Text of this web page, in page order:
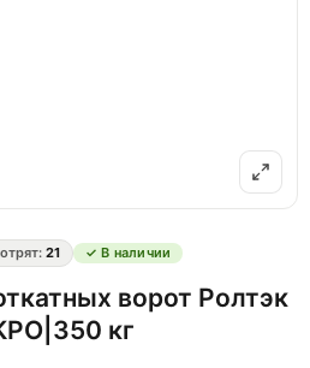
21 ✓ В наличии
ворот Ролтэк
кг